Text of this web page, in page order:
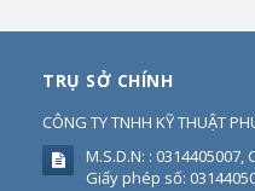
TRỤ SỞ CHÍNH
CÔNG TY TNHH KỸ THUẬT
M.S.D.N: : 0314405007,
Giấy phép số: